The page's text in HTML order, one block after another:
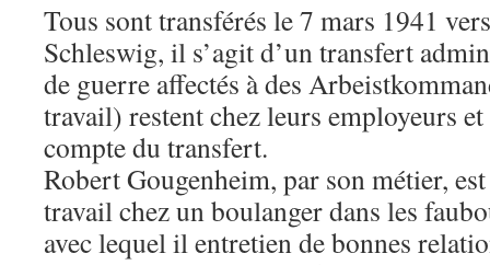
Tous sont transférés le 7 mars 1941
Schleswig, il s’agit d’un transfert
de guerre affectés à des
travail) restent chez leurs employeurs et
compte du transfert.
Robert Gougenheim, par son métier,
travail chez un boulanger dans les
avec lequel il entretien de bonnes